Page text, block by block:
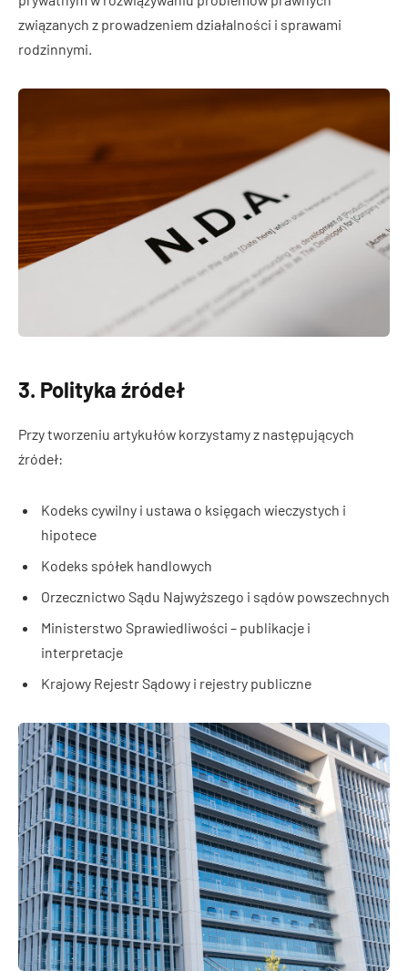
związanych z prowadzeniem działalności i sprawami
rodzinnymi.
3. Polityka źródeł
Przy tworzeniu artykułów korzystamy z następujących
źródeł:
Kodeks cywilny i ustawa o księgach wieczystych i
hipotece
Kodeks spółek handlowych
Orzecznictwo Sądu Najwyższego i sądów powszechnych
Ministerstwo Sprawiedliwości – publikacje i
interpretacje
Krajowy Rejestr Sądowy i rejestry publiczne